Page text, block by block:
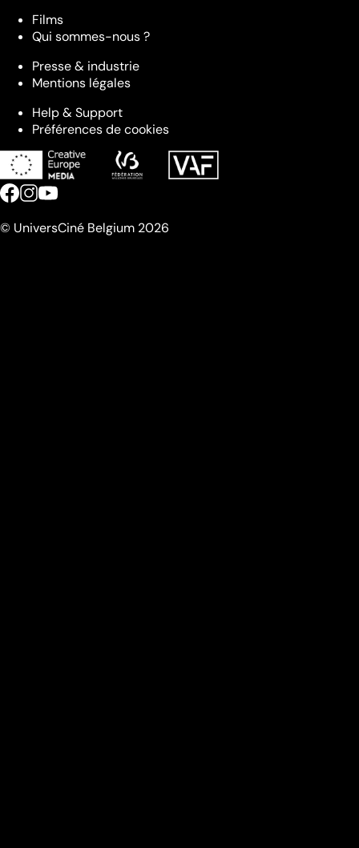
Films
Qui sommes-nous ?
Presse & industrie
Mentions légales
Help & Support
Préférences de cookies
© UniversCiné Belgium 2026